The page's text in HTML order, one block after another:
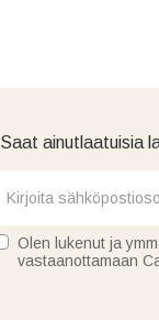
Saat ainutlaatuisia
Olen lukenut ja
vastaanottamaan